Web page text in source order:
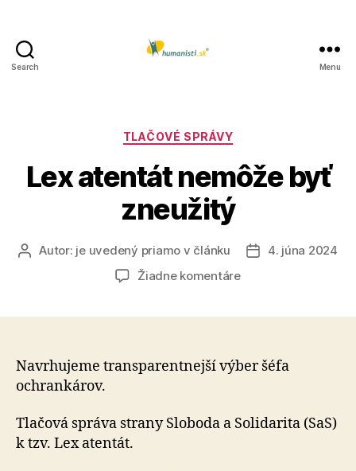
Search Menu
Kategórie
TLAČOVÉ SPRÁVY
Lex atentát nemôže byť
zneužitý
AutorAutor: je uvedený priamo v článku
Dátum
4. júna 2024
Žiadne komentárena
zneužitý
Navrhujeme transparentnejší výber šéfa
ochran­ká­rov.
Tlačová správa strany Sloboda a So­li­da­ri­ta (SaS)
k tzv. Lex atentát.